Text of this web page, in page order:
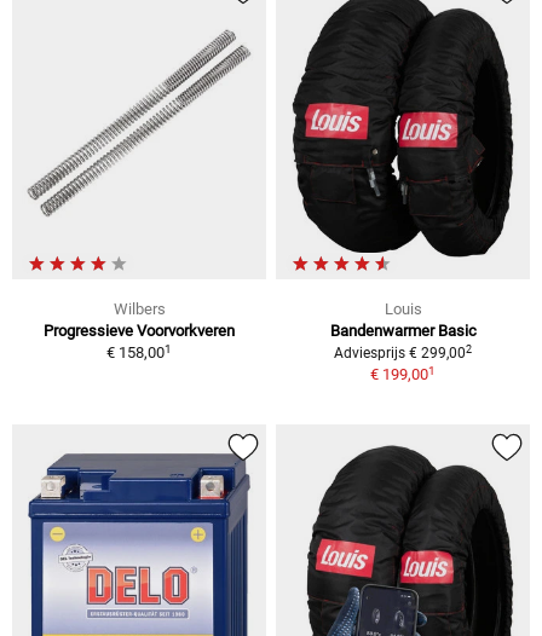
Wilbers
Progressieve Voorvorkveren
€ 158,001
Louis
Bandenwarmer Basic
Adviesprijs € 299,002
€ 199,001